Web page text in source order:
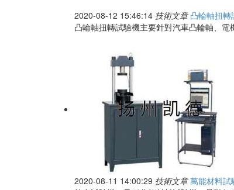
2020-08-12 15:46:14 技術文章 凸輪軸扭
凸輪軸扭轉試驗機主要針對汽車凸輪軸、
2020-08-11 14:00:29 技術文章 萬能材料試